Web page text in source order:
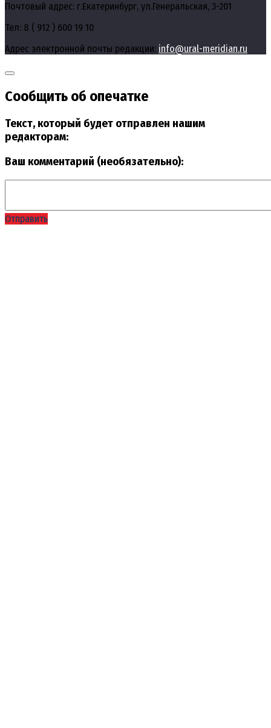
Почтовый адрес: г.Екатеринбург, ул.Генеральская, 3-201
Тел: 8 ( 912 ) 600 19 10
Адрес электронной почты редакции: info@ural-meridian.ru
Сообщить об опечатке
Текст, который будет отправлен нашим
редакторам:
Ваш комментарий (необязательно):
Отправить